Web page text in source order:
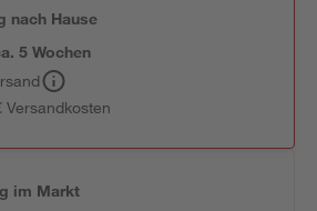
nach Hause
5 Wochen
Versandkosten
im Markt